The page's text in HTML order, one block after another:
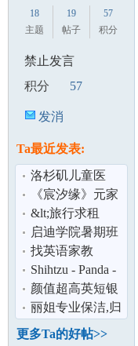
论
18
主题
19
帖子
57
积分
禁止发言
积分
57
发消
Ta最近发表:
洛杉矶儿童医
院,80万美元治疗
费,是真的吗?
《宸汐缘》元家
衰败是自找的。
&lt;旅行求租
&gt;irvine 尔湾一
室整套房源
启迪学院暑期班
（北橙县）10周
课程详细介
找英语家教
Shihtzu - Panda -
Male
颜值超高英短银
渐层特价1xxx
丽姐专业保洁,归
纳整理
更多Ta的好帖>>